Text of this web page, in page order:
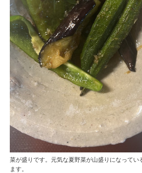
菜が盛りです。元気な夏野菜が山盛りになってい
ます。